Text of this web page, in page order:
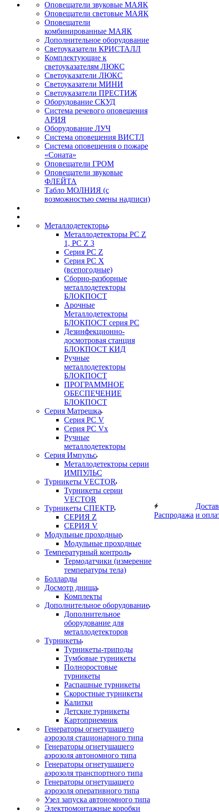
Оповещатели звуковые МАЯК
Оповещатели световые МАЯК
Оповещатели
комбинированные МАЯК
Дополнительное оборудование
Светоуказатели КРИСТАЛЛ
Комплектующие к
светоуказателям ЛЮКС
Светоуказатели ЛЮКС
Светоуказатели МИНИ
Светоуказатели ПРЕСТИЖ
Оборудование СКУД
Система речевого оповещения
АРИЯ
Оборудование ЛУЧ
Система оповещения ВИСТЛ
Система оповещения о пожаре
«Соната»
Оповещатели ГРОМ
Оповещатели звуковые
ФЛЕЙТА
Табло МОЛНИЯ (с
возможностью смены надписи)
Металлодетекторы
Металлодетекторы РС Z
1, PC Z 3
Серия РС Z
Серия РС X
(всепогодные)
Сборно-разборные
металлодетекторы
БЛОКПОСТ
Арочные
Металлодетекторы
БЛОКПОСТ серия РС
Дезинфекционно-
досмотровая станция
БЛОКПОСТ КИД
Ручные
металлодетекторы
БЛОКПОСТ
ПРОГРАММНОЕ
ОБЕСПЕЧЕНИЕ
БЛОКПОСТ
Серия Матрешка
Серия PC V
Серия PC Vx
Ручные
металлодетекторы
Серия Импульс
Металлодетекторы серии
ИМПУЛЬС
Турникеты VECTOR
Турникеты серии
VECTOR
Турникеты СПЕКТР
СЕРИЯ Z
СЕРИЯ V
Модульные проходные
Модульные проходные
Температурный контроль
Термодатчики (измерение
температуры тела)
Болларды
Досмотр днища
Комплекты
Дополнительное оборудование
Дополнительное
оборудование для
металлодетекторов
Турникеты
Турникеты-триподы
Тумбовые турникеты
Полноростовые
турникеты
Распашные турникеты
Скоростные турникеты
Калитки
Детские турникеты
Картоприемник
Генераторы огнетушащего
аэрозоля стационарного типа
Генераторы огнетушащего
аэрозоля автономного типа
Генераторы огнетушащего
аэрозоля транспортного типа
Генераторы огнетушащего
аэрозоля оперативного типа
Узел запуска автономного типа
Электромонтажные коробки
Распродажа и